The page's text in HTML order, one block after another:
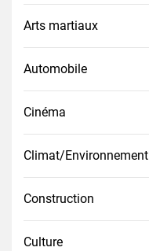
Arts martiaux
Automobile
Cinéma
Climat/Environnement
Construction
Culture